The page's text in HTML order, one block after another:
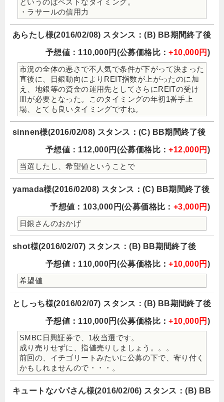
というのはベストなタイミング。
・ラサールの信用力
あらたし様(2016/02/08) スタンス：(B) BB期間終了後
予想値：110,000円(公募価格比：+10,000円 )
市況の全体の悪さで不人気で条件が下がって決まった
直後に、日銀動向によりREIT指数が上がったのに加
え、地銀等の資金の運用先としてさらにREITの受け
皿が必要となった。このタイミングの年初1番手上
場、とても良いタイミングですね。
sinnen様(2016/02/08) スタンス：(C) BB期間終了後
予想値：112,000円(公募価格比：+12,000円 )
当選したし、希望値ということで
yamada様(2016/02/08) スタンス：(C) BB期間終了後
予想値：103,000円(公募価格比： +3,000円 )
日銀さんのおかげ
shot様(2016/02/07) スタンス：(B) BB期間終了後
予想値：110,000円(公募価格比：+10,000円 )
希望値
としっち様(2016/02/07) スタンス：(B) BB期間終了後
予想値：110,000円(公募価格比：+10,000円 )
SMBC日興証券で、1枚当選です。
成り売りせずに、指値売りしましょう。。。
前回の、イチゴリートみたいに公募の下で、寄り付く
かもしれませんので・・・。
キュートなパパさん様(2016/02/06) スタンス：(B) BB